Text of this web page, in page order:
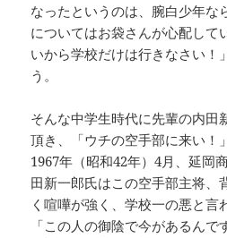
なったというのは、腕白少年な
についてはお袋さんが心配して
いから学校だけは行きなさい！
う。
そんな中学生時代に先輩の内田
頂き、「ウチの空手部に来い！
1967年（昭和42年）4月、延岡
田新一郎氏はこの空手部主将、
く喧嘩が強く、学校一の悪と言
「この人の御陰で今があるん